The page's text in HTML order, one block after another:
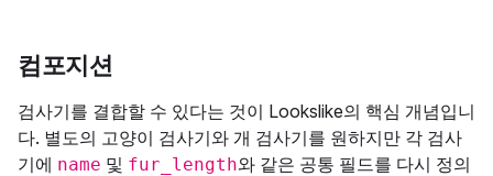
컴포지션
검사기를 결합할 수 있다는 것이 Lookslike의 핵심 개념입니
다. 별도의 고양이 검사기와 개 검사기를 원하지만 각 검사
기에 name 및 fur_length와 같은 공통 필드를 다시 정의